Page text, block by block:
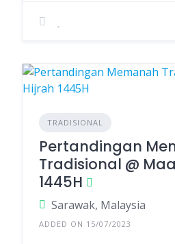
TRADISIONAL
Pertandingan
Tradisional @
1445H
Sarawak, Malaysia
ADDED ON 15/07/2023